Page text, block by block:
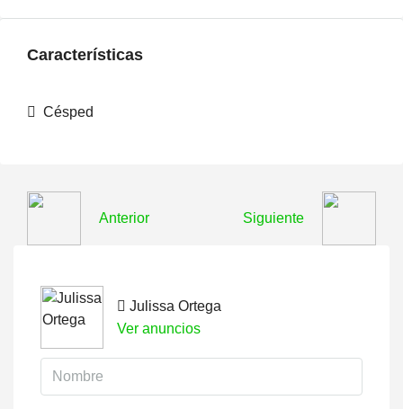
Características
Césped
Anterior Siguiente
Julissa Ortega
Ver anuncios